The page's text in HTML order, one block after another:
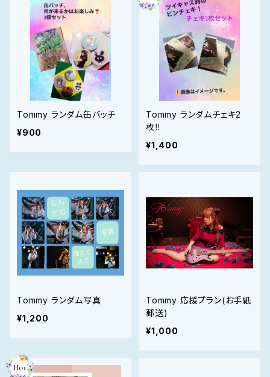
Tommy ランダム缶バッチ
¥900
Tommy ランダムチェキ2
枚‼️
¥1,400
Tommy ランダム写真
¥1,200
Tommy 応援プラン(お手紙
郵送)
¥1,000